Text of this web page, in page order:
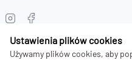
Ustawienia plików cookies
Używamy plików cookies, aby